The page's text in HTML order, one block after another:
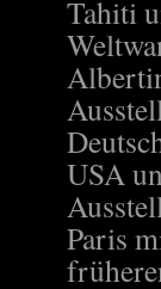
Tahiti
USA
Paris